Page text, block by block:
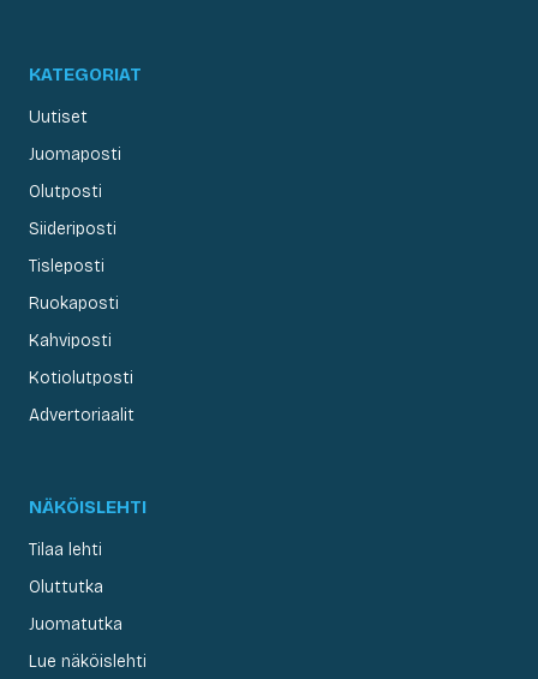
KATEGORIAT
Uutiset
Juomaposti
Olutposti
Siideriposti
Tisleposti
Ruokaposti
Kahviposti
Kotiolutposti
Advertoriaalit
NÄKÖISLEHTI
Tilaa lehti
Oluttutka
Juomatutka
Lue näköislehti